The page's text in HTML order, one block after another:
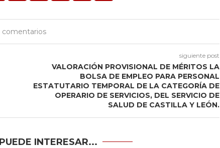
comentarios
siguiente post
VALORACIÓN PROVISIONAL DE MÉRITOS LA
BOLSA DE EMPLEO PARA PERSONAL
ESTATUTARIO TEMPORAL DE LA CATEGORÍA DE
OPERARIO DE SERVICIOS, DEL SERVICIO DE
SALUD DE CASTILLA Y LEÓN.
INTERESAR...